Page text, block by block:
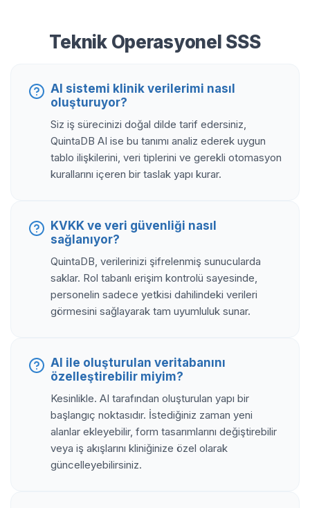
Teknik Operasyonel SSS
AI sistemi klinik verilerimi nasıl
oluşturuyor?
Siz iş sürecinizi doğal dilde tarif edersiniz,
QuintaDB AI ise bu tanımı analiz ederek uygun
tablo ilişkilerini, veri tiplerini ve gerekli otomasyon
kurallarını içeren bir taslak yapı kurar.
KVKK ve veri güvenliği nasıl
sağlanıyor?
QuintaDB, verilerinizi şifrelenmiş sunucularda
saklar. Rol tabanlı erişim kontrolü sayesinde,
personelin sadece yetkisi dahilindeki verileri
görmesini sağlayarak tam uyumluluk sunar.
AI ile oluşturulan veritabanını
özelleştirebilir miyim?
Kesinlikle. AI tarafından oluşturulan yapı bir
başlangıç noktasıdır. İstediğiniz zaman yeni
alanlar ekleyebilir, form tasarımlarını değiştirebilir
veya iş akışlarını kliniğinize özel olarak
güncelleyebilirsiniz.